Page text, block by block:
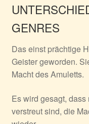
GENRES
Das einst prächtige
Geister geworden.
Macht des Amuletts.
Es wird gesagt,
verstreut sind, die